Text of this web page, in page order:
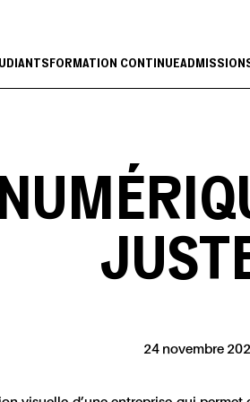
FORMATION CONTINUE
24 novembre